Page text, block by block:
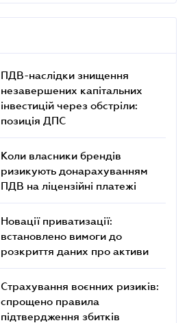
ПДВ-наслідки знищення
незавершених капітальних
інвестицій через обстріли:
позиція ДПС
Коли власники брендів
ризикують донарахуванням
ПДВ на ліцензійні платежі
Новації приватизації:
встановлено вимоги до
розкриття даних про активи
Страхування воєнних ризиків:
спрощено правила
підтвердження збитків